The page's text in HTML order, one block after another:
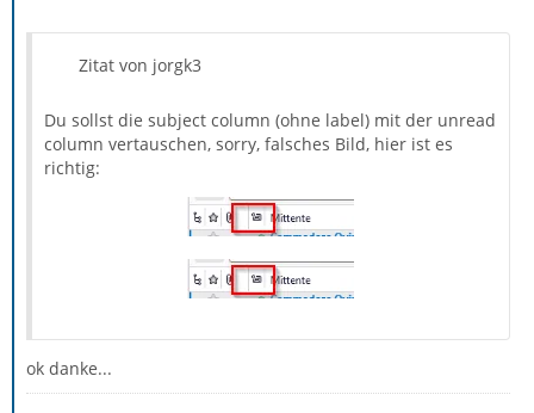
Zitat von jorgk3
Du sollst die subject column (ohne label) mit der unread
column vertauschen, sorry, falsches Bild, hier ist es
richtig:
ok danke...